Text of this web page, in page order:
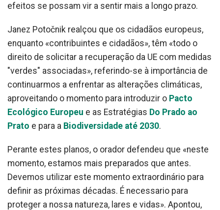
efeitos se possam vir a sentir mais a longo prazo.
Janez Potočnik realçou que os cidadãos europeus,
enquanto «contribuintes e cidadãos», têm «todo o
direito de solicitar a recuperação da UE com medidas
"verdes" associadas», referindo-se à importância de
continuarmos a enfrentar as alterações climáticas,
aproveitando o momento para introduzir o Pacto
Ecológico Europeu e as Estratégias Do Prado ao
Prato e para a Biodiversidade até 2030.
Perante estes planos, o orador defendeu que «neste
momento, estamos mais preparados que antes.
Devemos utilizar este momento extraordinário para
definir as próximas décadas. É necessario para
proteger a nossa natureza, lares e vidas». Apontou,